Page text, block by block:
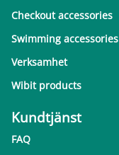
Checkout accessories
Swimming accessories
Verksamhet
Wibit products
Kundtjänst
FAQ